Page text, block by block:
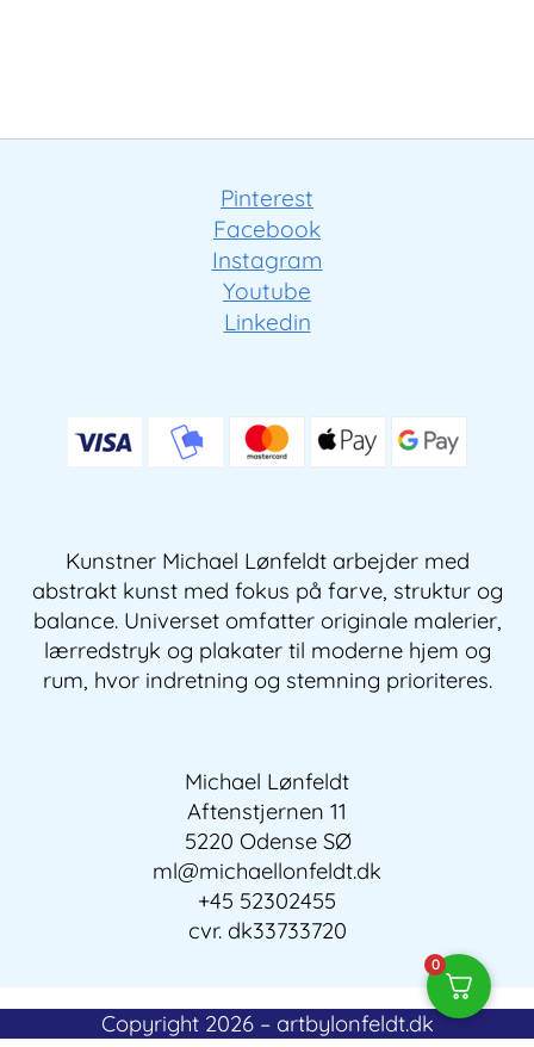
Pinterest
Facebook
Instagram
Youtube
Linkedin
Kunstner Michael Lønfeldt arbejder med
abstrakt kunst med fokus på farve, struktur og
balance. Universet omfatter originale malerier,
lærredstryk og plakater til moderne hjem og
rum, hvor indretning og stemning prioriteres.
Michael Lønfeldt
Aftenstjernen 11
5220 Odense SØ
ml@michaellonfeldt.dk
+45 52302455
cvr. dk33733720
Copyright 2026 – artbylonfeldt.dk
0